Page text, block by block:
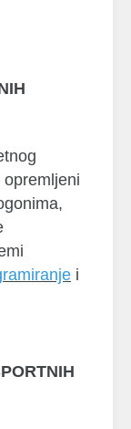
i